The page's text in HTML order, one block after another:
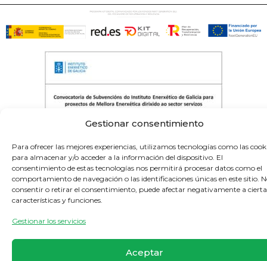
Gestionar consentimiento
Para ofrecer las mejores experiencias, utilizamos tecnologías como las
para almacenar y/o acceder a la información del dispositivo. El
consentimiento de estas tecnologías nos permitirá procesar datos como el
comportamiento de navegación o las identificaciones únicas en este sitio.
consentir o retirar el consentimiento, puede afectar negativamente a
características y funciones.
Gestionar los servicios
Aceptar
-Proxectos de telemedida cofinanciados polo
Inega e a Xunta de Galicia-